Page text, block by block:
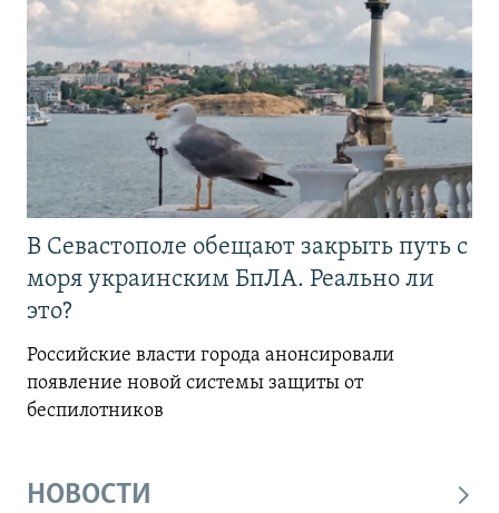
В Севастополе обещают закрыть путь с
моря украинским БпЛА. Реально ли
это?
Российские власти города анонсировали
появление новой системы защиты от
беспилотников
НОВОСТИ